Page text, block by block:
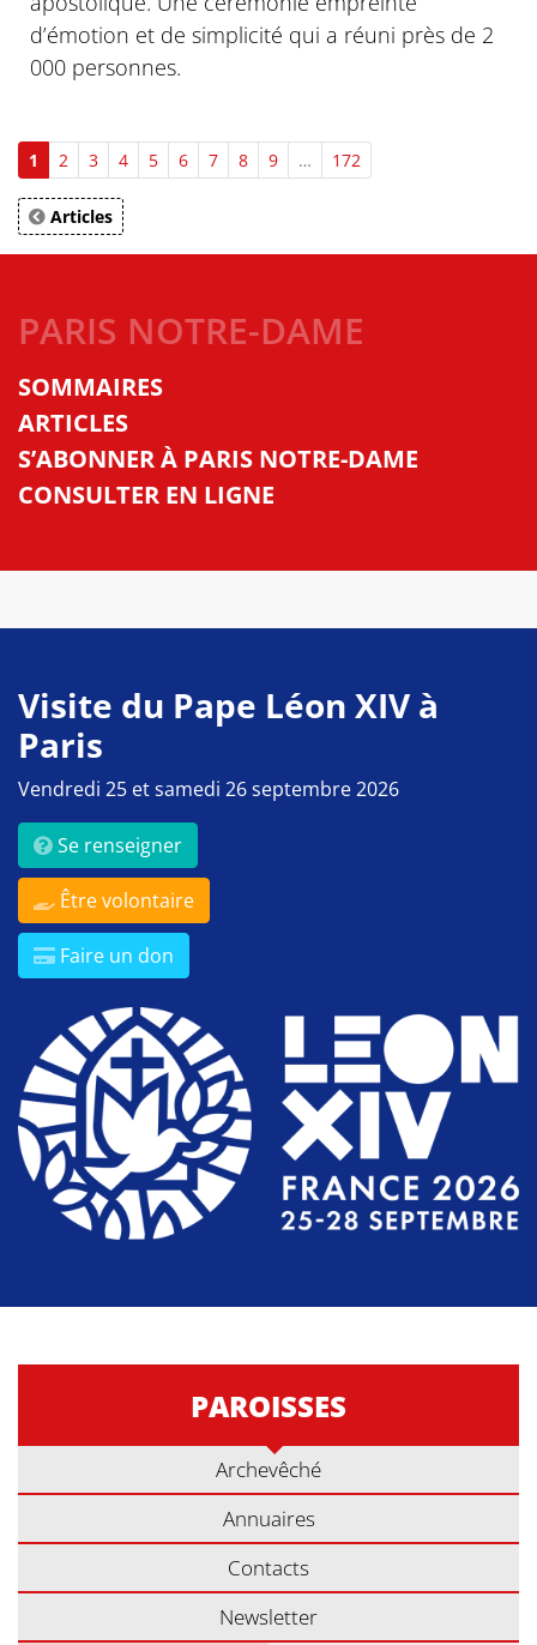
d’émotion et de simplicité qui a réuni près de 2
000 personnes.
1 2 3 4 5 6 7 8 9 … 172
Articles
PARIS NOTRE-DAME
SOMMAIRES
ARTICLES
S’ABONNER À PARIS NOTRE-DAME
CONSULTER EN LIGNE
Visite du Pape Léon XIV à
Paris
Vendredi 25 et samedi 26 septembre 2026
Se renseigner
Être volontaire
Faire un don
PAROISSES
Archevêché
Annuaires
Contacts
Newsletter